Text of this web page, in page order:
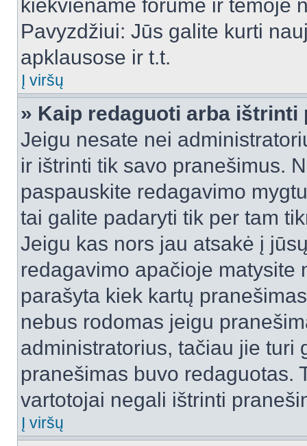
kiekviename forume ir temoje
Pavyzdžiui: Jūs galite kurti
apklausose ir t.t.
Į viršų
» Kaip redaguoti arba ištrinti
Jeigu nesate nei
ir ištrinti tik savo pranešimus.
paspauskite redagavimo
tai galite padaryti tik per tam
Jeigu kas nors jau atsakė į
redagavimo apačioje matysite
parašyta kiek kartų
nebus rodomas jeigu
administratorius, tačiau jie turi
pranešimas buvo redaguotas.
vartotojai negali ištrinti
Į viršų